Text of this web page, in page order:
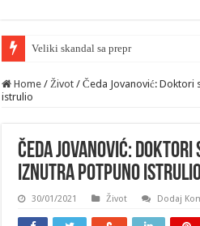
Home / Život / Čeda Jovanović: Doktori
istrulio
Čeda Jovanović: Doktori
iznutra potpuno
30/01/2021 Život Dodaj